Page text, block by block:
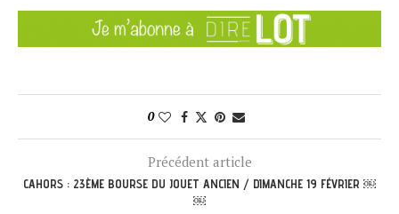
0
Précédent article
CAHORS : 23ÈME BOURSE DU JOUET ANCIEN / DIMANCHE 19 FÉVRIER ￼
￼